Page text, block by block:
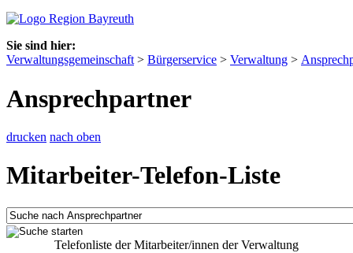
Sie sind hier:
Verwaltungsgemeinschaft > Bürgerservice > Verwaltung >
Ansprechpartner
drucken nach oben
Mitarbeiter-Telefon-Liste
Telefonliste der Mitarbeiter/innen der Verwaltung